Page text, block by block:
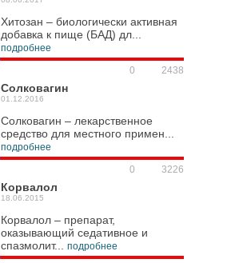
Хитозан – биологически активная
добавка к пище (БАД) дл...
подробнее
2438
0
Солковагин
01.12.2016
Солковагин – лекарственное
средство для местного примен...
подробнее
3226
0
Корвалол
18.06.2015
Корвалол – препарат,
оказывающий седативное и
спазмолит... подробнее